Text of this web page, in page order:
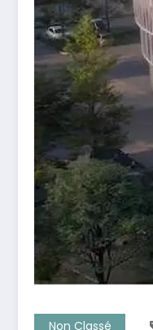
Non Classé